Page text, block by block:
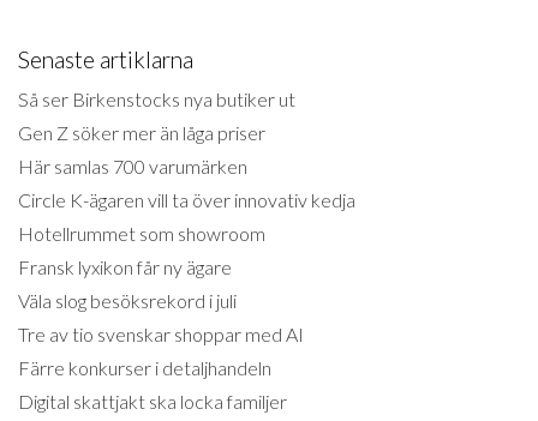
Senaste artiklarna
Så ser Birkenstocks nya butiker ut
Gen Z söker mer än låga priser
Här samlas 700 varumärken
Circle K-ägaren vill ta över innovativ kedja
Hotellrummet som showroom
Fransk lyxikon får ny ägare
Väla slog besöksrekord i juli
Tre av tio svenskar shoppar med AI
Färre konkurser i detaljhandeln
Digital skattjakt ska locka familjer